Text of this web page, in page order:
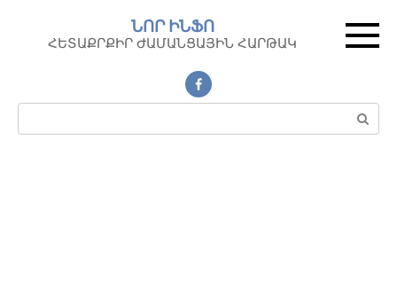
контенту
ՆՈՐ ԻՆՖՈ
ՀԵՏԱՔՐՔԻՐ ԺԱՄԱՆՑԱՅԻՆ ՀԱՐԹԱԿ
Поиск: